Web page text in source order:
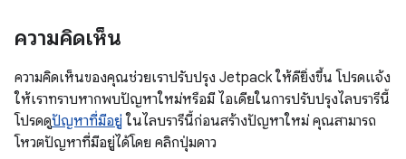
ความคิดเห็น
ความคิดเห็นของคุณช่วยเราปรับปรุง Jetpack ให้ดียิ่งขึ้น โปรดแจ้ง
ให้เราทราบหากพบปัญหาใหม่หรือมี ไอเดียในการปรับปรุงไลบรารีนี้
โปรดดูปัญหาที่มีอยู่ ในไลบรารีนี้ก่อนสร้างปัญหาใหม่ คุณสามารถ
โหวตปัญหาที่มีอยู่ได้โดย คลิกปุ่มดาว